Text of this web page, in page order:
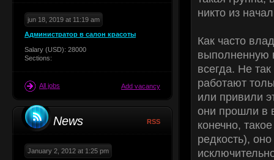
jun 18, 2019 at 11:19 am
Администратор в салон красоты
Salary (USD): 28000
Sections:
All jobs Add vacancy
RSS
News
January 2, 2012 at 1:25 pm
никто из
Как часто
выполненную
всегда. Не
работают
или привили
они прошли в
конечно,
редкость),